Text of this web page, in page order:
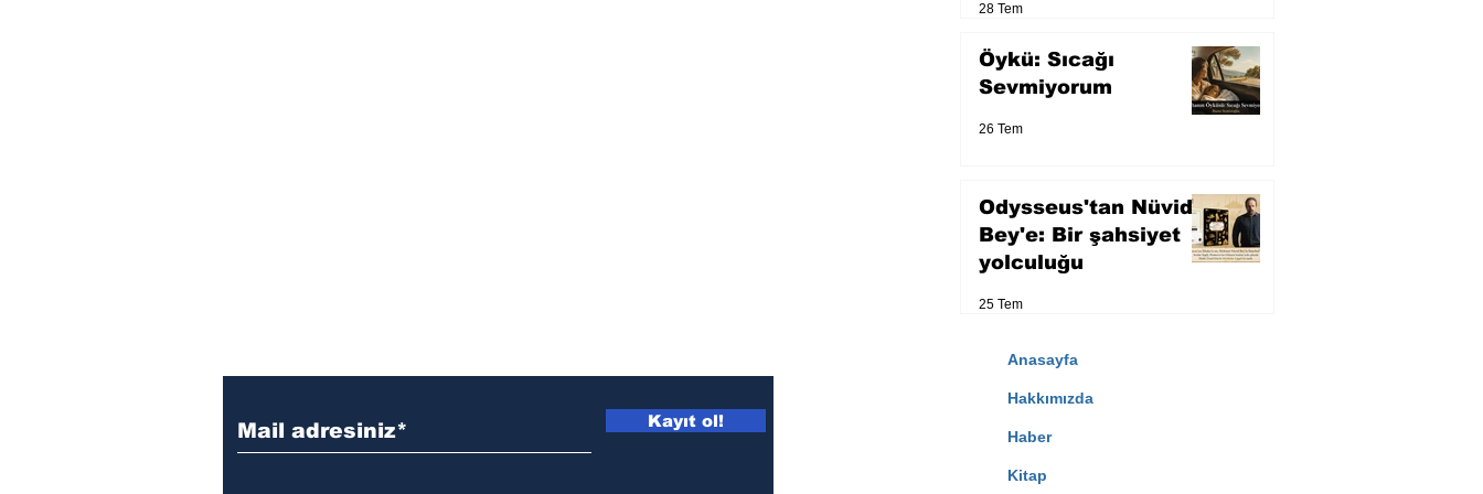
28 Tem
Öykü: Sıcağı
Sevmiyorum
26 Tem
Odysseus'tan Nüvid
Bey'e: Bir şahsiyet
yolculuğu
25 Tem
Kayıt ol!
Anasayfa
Hakkımızda
Haber
Kitap